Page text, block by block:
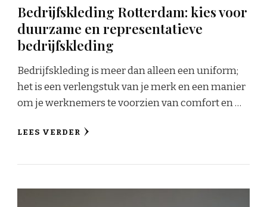
Bedrijfskleding Rotterdam: kies voor
duurzame en representatieve
bedrijfskleding
Bedrijfskleding is meer dan alleen een uniform;
het is een verlengstuk van je merk en een manier
om je werknemers te voorzien van comfort en …
LEES VERDER